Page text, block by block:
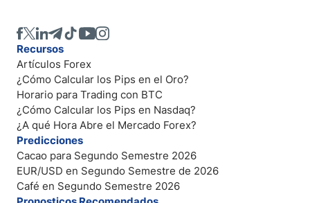
Recursos
Artículos Forex
¿Cómo Calcular los Pips en el Oro?
Horario para Trading con BTC
¿Cómo Calcular los Pips en Nasdaq?
¿A qué Hora Abre el Mercado Forex?
Predicciones
Cacao para Segundo Semestre 2026
EUR/USD en Segundo Semestre de 2026
Café en Segundo Semestre 2026